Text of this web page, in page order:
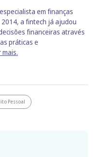
em finanças
a fintech já ajudou
financeiras através
práticas e
mais.
Pessoal